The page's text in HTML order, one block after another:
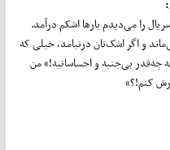
را می‌دیدم بارها اشکم درآمد.
و اگر اشک‌تان درنیامد، خیلی که
چه‌قدر بی‌جنبه و احساساتیه!» من
کنم!؟»